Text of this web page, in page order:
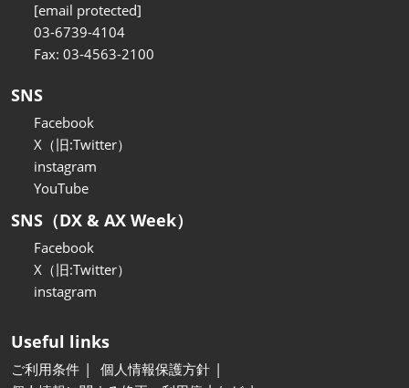
[email protected]
03-6739-4104
Fax: 03-4563-2100
SNS
Facebook
X（旧:Twitter）
instagram
YouTube
SNS（DX & AX Week）
Facebook
X（旧:Twitter）
instagram
Useful links
ご利用条件
個人情報保護方針